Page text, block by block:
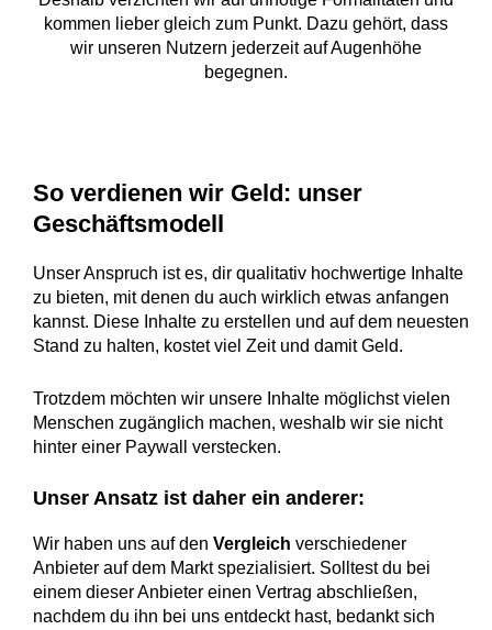
kommen lieber gleich zum Punkt. Dazu gehört, dass
wir unseren Nutzern jederzeit auf Augenhöhe
begegnen.
So verdienen wir Geld: unser
Geschäftsmodell
Unser Anspruch ist es, dir qualitativ hochwertige Inhalte
zu bieten, mit denen du auch wirklich etwas anfangen
kannst. Diese Inhalte zu erstellen und auf dem neuesten
Stand zu halten, kostet viel Zeit und damit Geld.
Trotzdem möchten wir unsere Inhalte möglichst vielen
Menschen zugänglich machen, weshalb wir sie nicht
hinter einer Paywall verstecken.
Unser Ansatz ist daher ein anderer:
Wir haben uns auf den Vergleich verschiedener
Anbieter auf dem Markt spezialisiert. Solltest du bei
einem dieser Anbieter einen Vertrag abschließen,
nachdem du ihn bei uns entdeckt hast, bedankt sich